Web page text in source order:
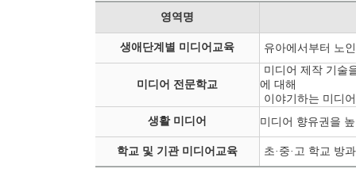
영역명
생애단계별 미디어교육 유아에서부터 노
미디어 전문학교
미디어 제작 기술
에 대해
이야기하는 미디
생활 미디어
미디어 향유권을
학교 및 기관 미디어교육 초·중· 고 학교 방